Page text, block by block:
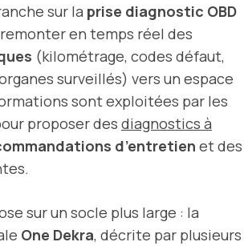
sur la prise diagnostic OBD
en temps réel des
(kilométrage, codes défaut,
surveillés) vers un espace
sont exploitées par les
proposer des diagnostics à
d’entretien et des
sur un socle plus large : la
One Dekra, décrite par plusieurs